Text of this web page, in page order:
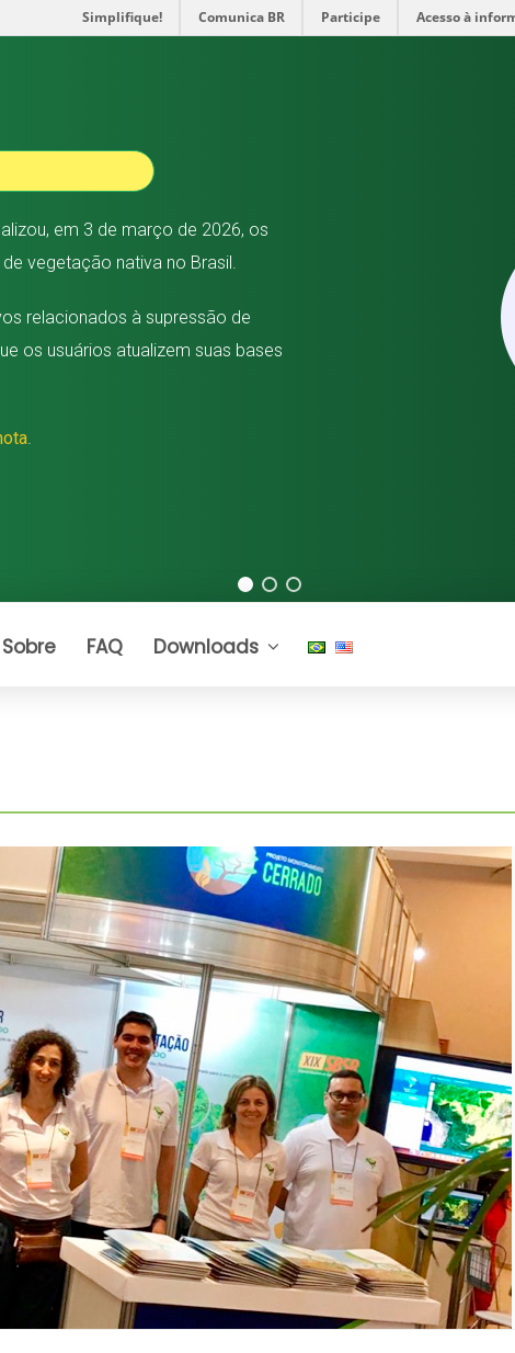
Simplifique! Comunica BR Participe Acesso à
em 3 de março de 2026, os
vegetação nativa no Brasil.
relacionados à supressão de
os usuários atualizem suas bases
.
Sobre FAQ Downloads